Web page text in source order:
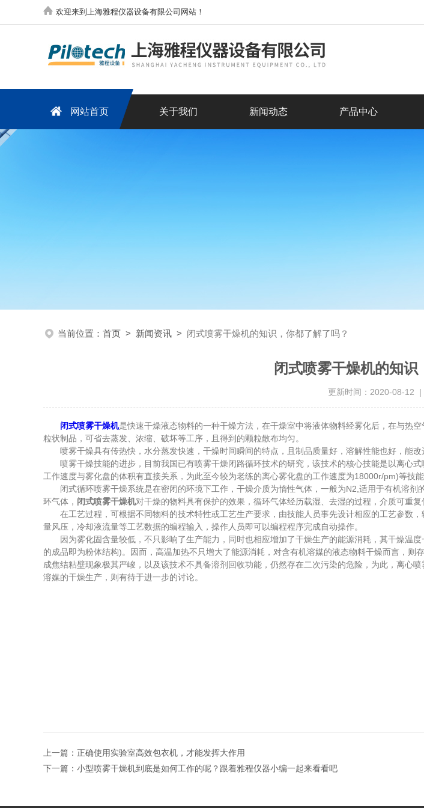
欢迎来到上海雅程仪器设备有限公司网站！
网站首页 关于我们 新闻动态 产品中心
当前位置： 首页 > 新闻资讯 > 闭式喷雾干燥机的知识，你都了解了吗？
闭式喷雾干燥机的知识
更新时间：2020-08-12
闭式喷雾干燥机是快速干燥液态物料的一种干燥方法，在干燥室中将液体物料经雾化后，在与热
粒状制品，可省去蒸发、浓缩、破坏等工序，且得到的颗粒散布均匀。
喷雾干燥具有传热快，水分蒸发快速，干燥时间瞬间的特点，且制品质量好，溶解性能也好，能改
喷雾干燥技能的进步，目前我国已有喷雾干燥闭路循环技术的研究，该技术的核心技能是以离心
工作速度与雾化盘的体积有直接关系，为此至今较为老练的离心雾化盘的工作速度为18000r/pm)等技
闭式循环喷雾干燥系统是在密闭的环境下工作，干燥介质为惰性气体，一般为N2,适用于有机溶剂
环气体， 闭式喷雾干燥机对干燥的物料具有保护的效果，循环气体经历载湿、去湿的过程，介质可重复
在工艺过程，可根据不同物料的技术特性或工艺生产要求，由技能人员事先设计相应的工艺参数
量风压，冷却液流量等工艺数据的编程输入，操作人员即可以编程程序完成自动操作。
因为雾化固含量较低，不只影响了生产能力，同时也相应增加了干燥生产的能源消耗，其干燥温
的成品即为粉体结构)。因而，高温加热不只增大了能源消耗，对含有机溶媒的液态物料干燥而言，
成焦结粘壁现象极其严峻，以及该技术不具备溶剂回收功能，仍然存在二次污染的危险，为此，离心
溶媒的干燥生产，则有待于进一步的讨论。
上一篇： 正确使用实验室高效包衣机，才能发挥大作用
下一篇： 小型喷雾干燥机到底是如何工作的呢？跟着雅程仪器小编一起来看看吧